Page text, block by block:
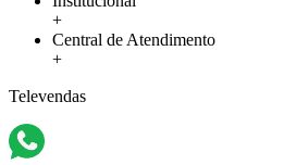
+
Central de Atendimento
+
Televendas